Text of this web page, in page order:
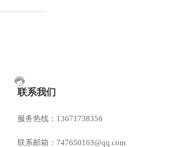
联系我们
服务热线：13671738356
联系邮箱：747650163@qq.com